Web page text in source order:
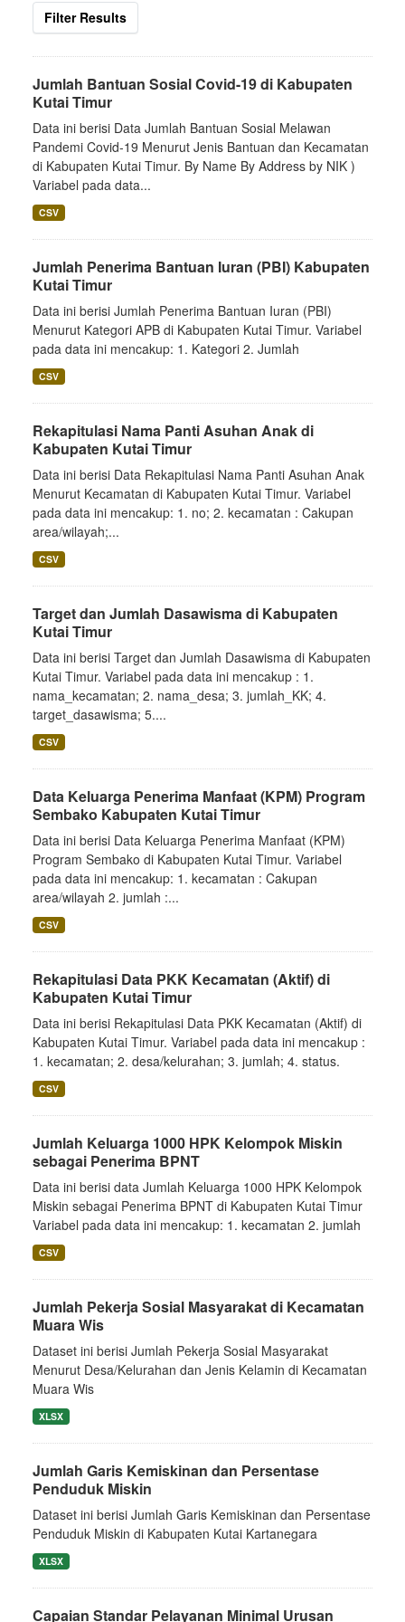
Filter Results
Jumlah Bantuan Sosial Covid-19 di Kabupaten
Kutai Timur
Data ini berisi Data Jumlah Bantuan Sosial Melawan
Pandemi Covid-19 Menurut Jenis Bantuan dan Kecamatan
di Kabupaten Kutai Timur. By Name By Address by NIK )
Variabel pada data...
CSV
Jumlah Penerima Bantuan Iuran (PBI) Kabupaten
Kutai Timur
Data ini berisi Jumlah Penerima Bantuan Iuran (PBI)
Menurut Kategori APB di Kabupaten Kutai Timur. Variabel
pada data ini mencakup: 1. Kategori 2. Jumlah
CSV
Rekapitulasi Nama Panti Asuhan Anak di
Kabupaten Kutai Timur
Data ini berisi Data Rekapitulasi Nama Panti Asuhan Anak
Menurut Kecamatan di Kabupaten Kutai Timur. Variabel
pada data ini mencakup: 1. no; 2. kecamatan : Cakupan
area/wilayah;...
CSV
Target dan Jumlah Dasawisma di Kabupaten
Kutai Timur
Data ini berisi Target dan Jumlah Dasawisma di Kabupaten
Kutai Timur. Variabel pada data ini mencakup : 1.
nama_kecamatan; 2. nama_desa; 3. jumlah_KK; 4.
target_dasawisma; 5....
CSV
Data Keluarga Penerima Manfaat (KPM) Program
Sembako Kabupaten Kutai Timur
Data ini berisi Data Keluarga Penerima Manfaat (KPM)
Program Sembako di Kabupaten Kutai Timur. Variabel
pada data ini mencakup: 1. kecamatan : Cakupan
area/wilayah 2. jumlah :...
CSV
Rekapitulasi Data PKK Kecamatan (Aktif) di
Kabupaten Kutai Timur
Data ini berisi Rekapitulasi Data PKK Kecamatan (Aktif) di
Kabupaten Kutai Timur. Variabel pada data ini mencakup :
1. kecamatan; 2. desa/kelurahan; 3. jumlah; 4. status.
CSV
Jumlah Keluarga 1000 HPK Kelompok Miskin
sebagai Penerima BPNT
Data ini berisi data Jumlah Keluarga 1000 HPK Kelompok
Miskin sebagai Penerima BPNT di Kabupaten Kutai Timur
Variabel pada data ini mencakup: 1. kecamatan 2. jumlah
CSV
Jumlah Pekerja Sosial Masyarakat di Kecamatan
Muara Wis
Dataset ini berisi Jumlah Pekerja Sosial Masyarakat
Menurut Desa/Kelurahan dan Jenis Kelamin di Kecamatan
Muara Wis
XLSX
Jumlah Garis Kemiskinan dan Persentase
Penduduk Miskin
Dataset ini berisi Jumlah Garis Kemiskinan dan Persentase
Penduduk Miskin di Kabupaten Kutai Kartanegara
XLSX
Capaian Standar Pelayanan Minimal Urusan